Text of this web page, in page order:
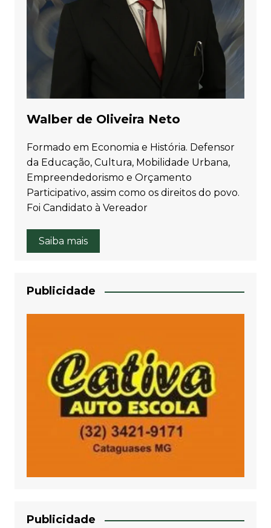
Walber de Oliveira Neto
Formado em Economia e História. Defensor
da Educação, Cultura, Mobilidade Urbana,
Empreendedorismo e Orçamento
Participativo, assim como os direitos do povo.
Foi Candidato à Vereador
Saiba mais
Publicidade
Publicidade